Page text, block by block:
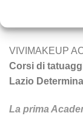
Tecniche e
VIVIMAKEUP
Corsi di
Lazio
La prima